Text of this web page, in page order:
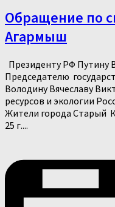
Обращение по
Агармыш
Президенту РФ Путину
Председателю
Володину Вячеславу
ресурсов и экологии
Жители города Старый
25 г....